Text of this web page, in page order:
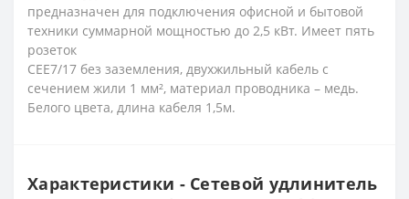
предназначен для подключения офисной и бытовой
техники суммарной мощностью до 2,5 кВт. Имеет пять
розеток
CEE7/17 без заземления, двухжильный кабель с
сечением жили 1 мм², материал проводника – медь.
Белого цвета, длина кабеля 1,5м.
Характеристики - Сетевой удлинитель